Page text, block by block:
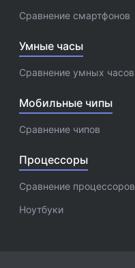
Сравнение смартфонов
Умные часы
Сравнение умных часов
Мобильные чипы
Сравнение чипов
Процессоры
Сравнение процессоров
Ноутбуки